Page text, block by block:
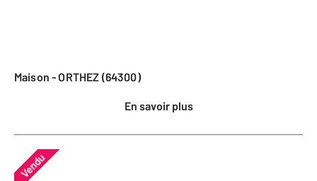
Maison - ORTHEZ (64300)
En savoir plus
Vendu